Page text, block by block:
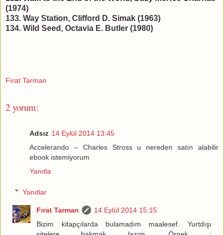
(1974)
133. Way Station, Clifford D. Simak (1963)
134. Wild Seed, Octavia E. Butler (1980)
Fırat Tarman
2 yorum:
Adsız 14 Eylül 2014 13:45
Accelerando – Charles Stross u nereden satın alabilir
ebook istemiyorum
Yanıtla
Yanıtlar
Fırat Tarman
14 Eylül 2014 15:15
Bizim kitapçılarda bulamadım maalesef. Yurtdışı